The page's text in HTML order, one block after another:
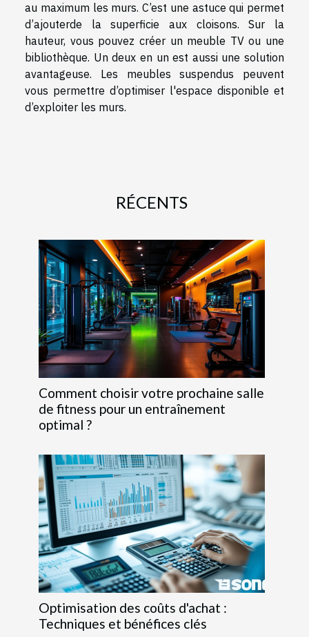
au maximum les murs. C’est une astuce qui permet
d’ajouterde la superficie aux cloisons. Sur la
hauteur, vous pouvez créer un meuble TV ou une
bibliothèque. Un deux en un est aussi une solution
avantageuse. Les meubles suspendus peuvent
vous permettre d’optimiser l'espace disponible et
d’exploiter les murs.
RÉCENTS
Comment choisir votre prochaine salle
de fitness pour un entraînement
optimal ?
Optimisation des coûts d'achat :
Techniques et bénéfices clés